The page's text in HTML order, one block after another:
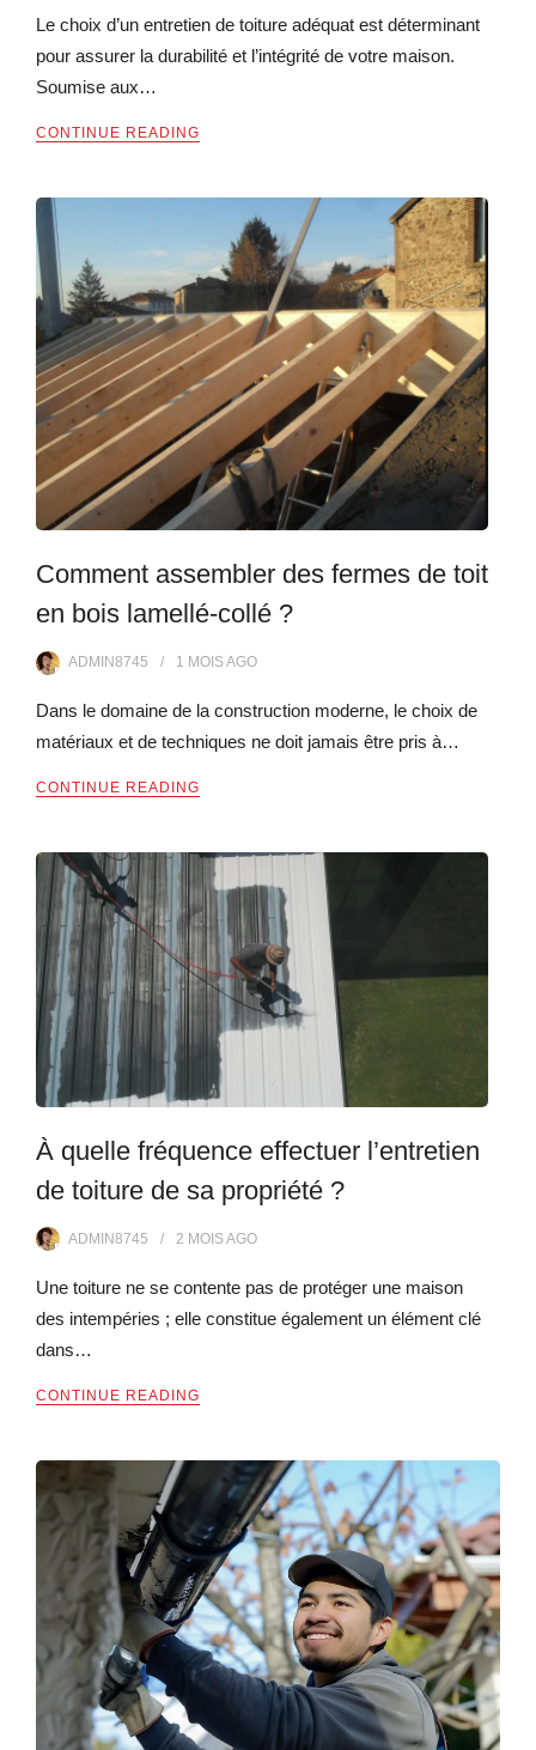
Le choix d’un entretien de toiture adéquat est déterminant
pour assurer la durabilité et l’intégrité de votre maison.
Soumise aux…
CONTINUE READING
Comment assembler des fermes de toit
en bois lamellé-collé ?
ADMIN8745 1 MOISAGO
Dans le domaine de la construction moderne, le choix de
matériaux et de techniques ne doit jamais être pris à…
CONTINUE READING
À quelle fréquence effectuer l’entretien
de toiture de sa propriété ?
ADMIN8745 2 MOISAGO
Une toiture ne se contente pas de protéger une maison
des intempéries ; elle constitue également un élément clé
dans…
CONTINUE READING